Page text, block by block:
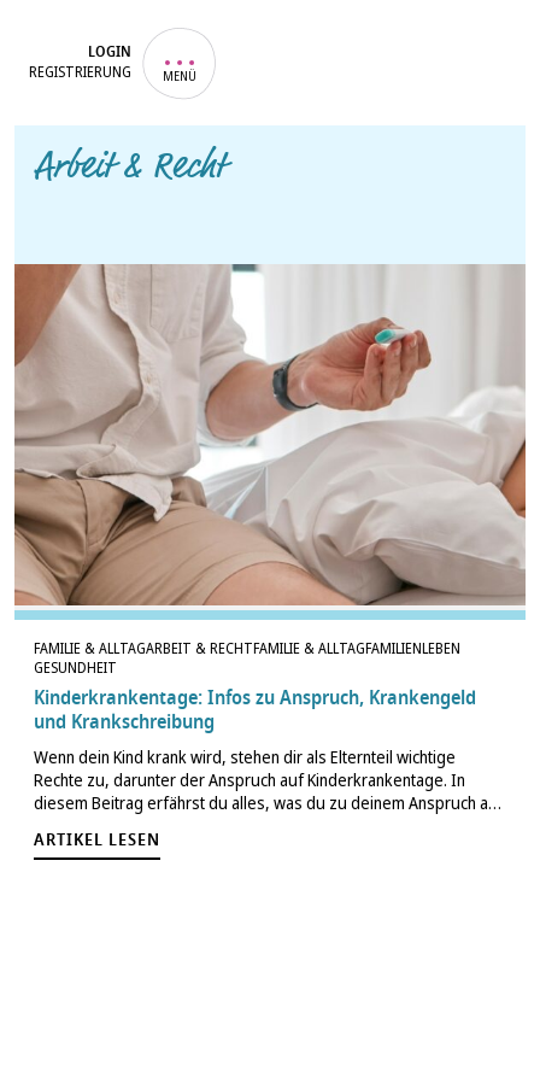
LOGIN
REGISTRIERUNG MENÜ
Arbeit & Recht
FAMILIE & ALLTAGARBEIT & RECHTFAMILIE & ALLTAGFAMILIENLEBEN
GESUNDHEIT
Kinderkrankentage: Infos zu Anspruch, Krankengeld
und Krankschreibung
Wenn dein Kind krank wird, stehen dir als Elternteil wichtige
Rechte zu, darunter der Anspruch auf Kinderkrankentage. In
diesem Beitrag erfährst du alles, was du zu deinem Anspruch auf
wissen musst, um gut vorbereitet…
ARTIKEL LESEN